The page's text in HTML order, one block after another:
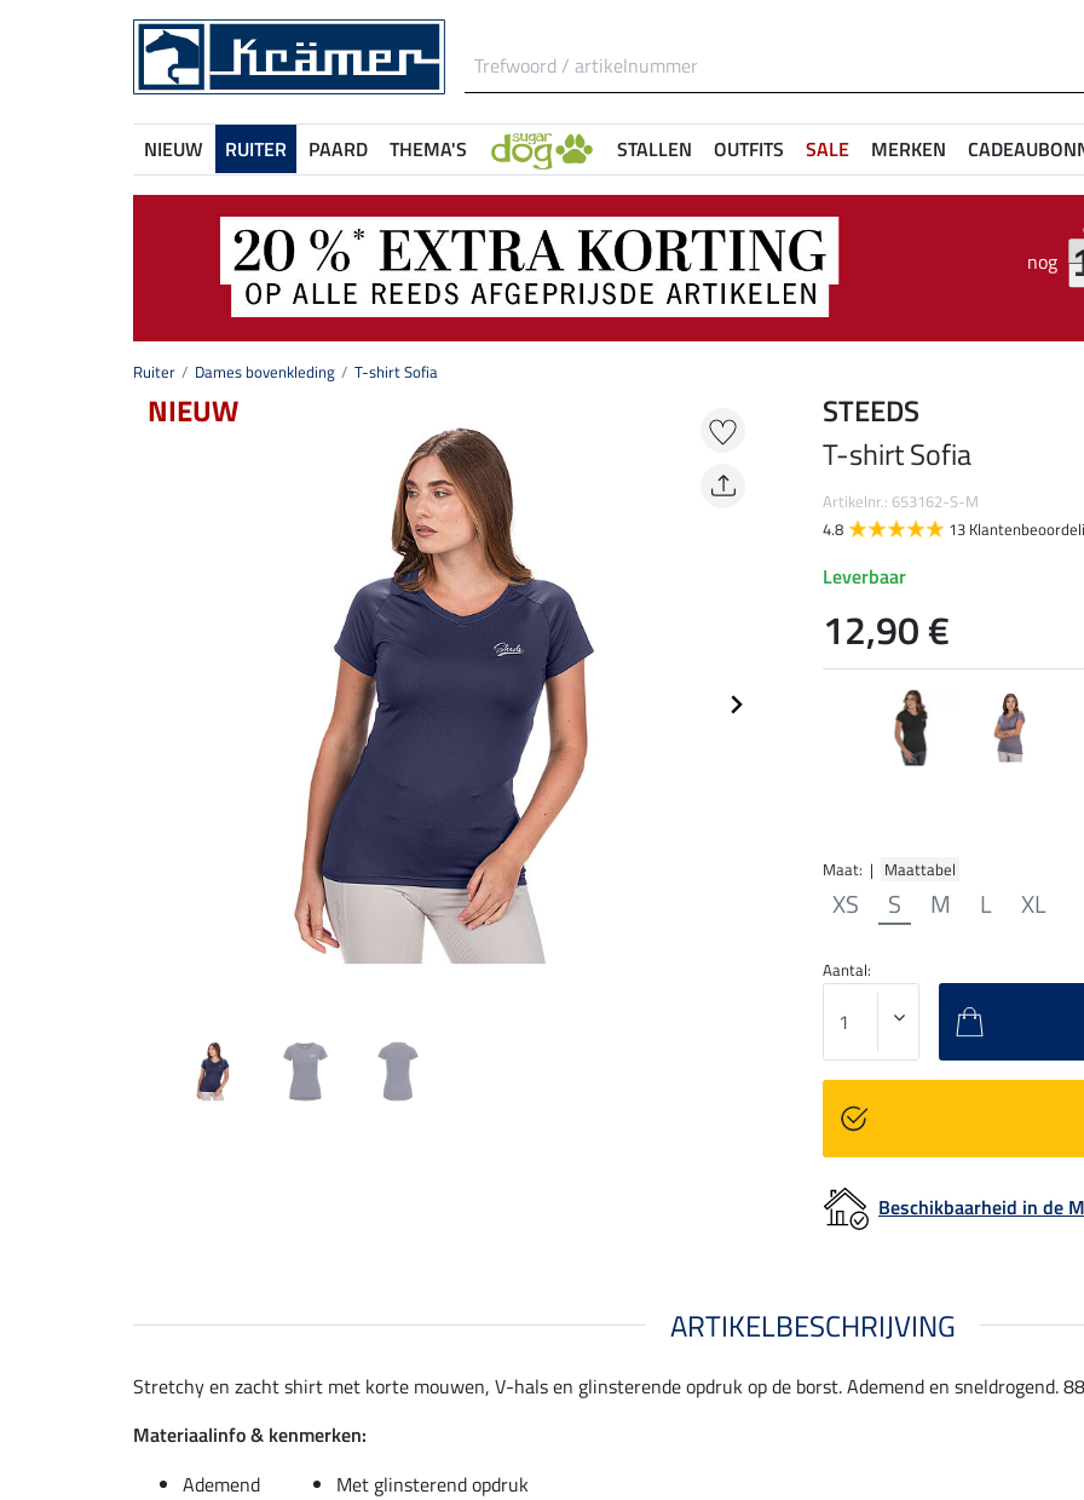
NIEUW RUITER PAARD THEMA'S STALLEN OUTFITS SALE MERKEN
nog
Ruiter Dames bovenkleding T-shirt Sofia
NIEUW
Maat: | Maattabel
XS S M L XL
STEEDS
T-shirt Sofia
Artikelnr.: 653162-S-M
4.8
13
Leverbaar
12,90 €
Aantal:
Beschikbaarheid in de
ARTIKELBESCHRIJVING
Stretchy en zacht shirt met korte mouwen, V-hals en glinsterende opdruk op de borst. Ademend en sneldrogend.
Materiaalinfo & kenmerken:
Ademend
Met glinsterend opdruk